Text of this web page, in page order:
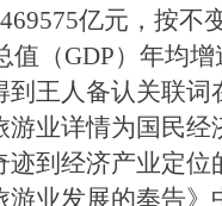
亿元，按不
值（GDP）年均
王人备认关联词
业详情为国民经
到经济产业定位
业发展的奉告》